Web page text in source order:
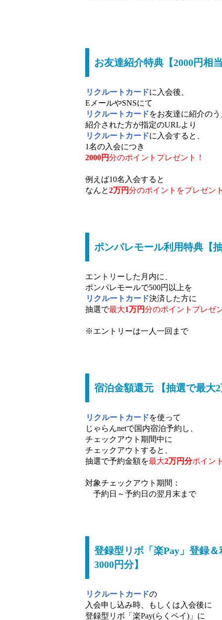
お友達紹介特典【2000円相当
リクルートカードに入会後、
EメールやSNSにて
リクルートカードをお友達に紹介のう
紹介された方が指定のURLより
リクルートカードに入会すると、
1名の入会につき
2000円分のポイントプレゼント！
例えば10名入会すると
なんと2万円分のポイントをプレゼント
ポンパレモール利用特典【
エントリーした月内に、
ポンパレモールで500円以上を
リクルートカード決済した方に
抽選で最大1万円分のポイントプレゼ
※エントリーは一人一回まで
宿泊金額還元 【抽選で最大2
リクルートカードを使って
じゃらんnetで国内宿泊予約し、
チェックアウト期間中に
チェックアウトすると、
抽選で予約金額を最大2万円分ポイン
対象チェックアウト期間：
予約日～予約日の翌月末まで
登録型リボ「楽Pay」登録
3000円分】
リクルートカードの
入会申し込み時、もしくは入会後に
登録型リボ「楽Pay(らくペイ)」に